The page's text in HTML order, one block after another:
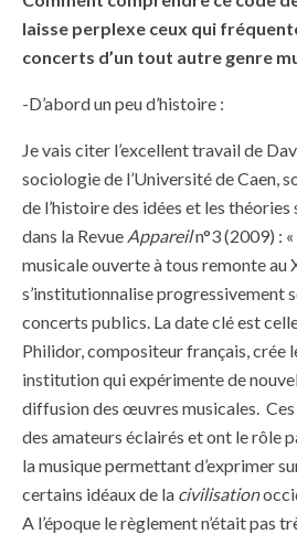
laisse perplexe ceux qui
concerts d’un tout autre genre
-D’abord un peu d’histoire :
Je vais citer l’excellent travail de
sociologie de l’Université de Caen,
de l’histoire des idées et les
dans la Revue Appareiln°3 (2009) :
musicale ouverte à tous remonte au
s’institutionnalise progressivement
concerts publics. La date clé est
Philidor, compositeur français, crée
institution qui expérimente de
diffusion des œuvres musicales. Ces
des amateurs éclairés et ont le rôle
la musique permettant d’exprimer
certains idéaux de la civilisation
A l’époque le règlement n’était pas